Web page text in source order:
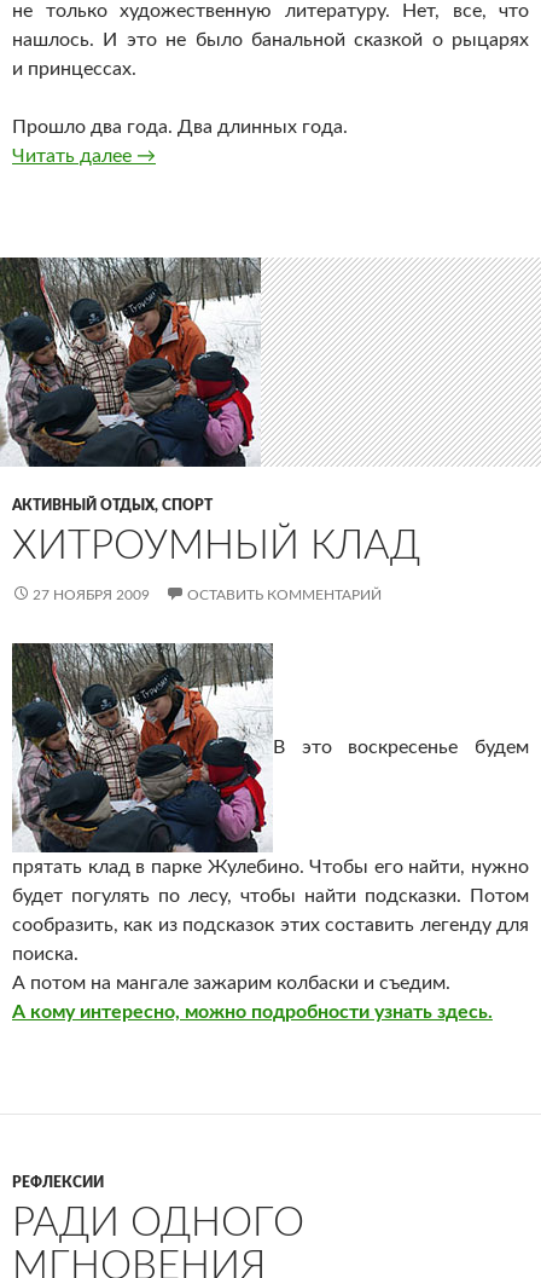
не только художественную литературу. Нет, все, что
нашлось. И это не было банальной сказкой о рыцарях
и принцессах.
Прошло два года. Два длинных года.
Читать далее О рыцарях и принцессах
→
АКТИВНЫЙ ОТДЫХ, СПОРТ
ХИТРОУМНЫЙ КЛАД
27 НОЯБРЯ 2009 ОСТАВИТЬ КОММЕНТАРИЙ
В это воскресенье будем
прятать клад в парке Жулебино. Чтобы его найти, нужно
будет погулять по лесу, чтобы найти подсказки. Потом
сообразить, как из подсказок этих составить легенду для
поиска.
А потом на мангале зажарим колбаски и съедим.
А кому интересно, можно подробности узнать здесь.
РЕФЛЕКСИИ
РАДИ ОДНОГО
МГНОВЕНИЯ